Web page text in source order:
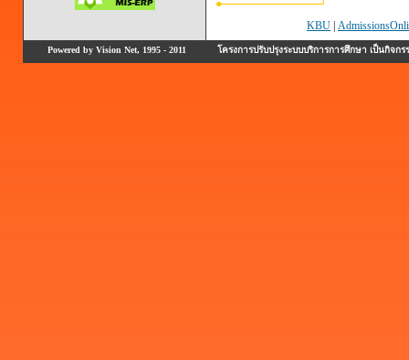
KBU
Powered by Vision Net, 1995 - 2011 โครงการปรับปรุงระบบบริการการศึกษา เป็นกิ